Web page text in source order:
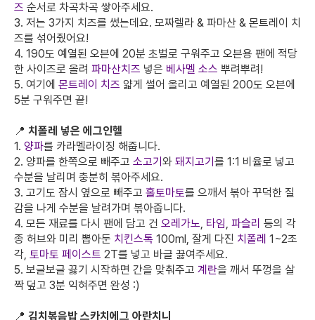
즈 순서로 차곡차곡 쌓아주세요.
3. 저는 3가지 치즈를 썼는데요. 모짜렐라 & 파마산 & 몬트레이 치
즈를 섞어줬어요!
4. 190도 예열된 오븐에 20분 초벌로 구워주고 오븐용 팬에 적당
한 사이즈로 올려 파마산치즈 넣은 베사멜 소스 뿌려뿌려!
5. 여기에 몬트레이 치즈 얇게 썰어 올리고 예열된 200도 오븐에
5분 구워주면 끝!
📍 치폴레 넣은 에그인헬
1. 양파를 카라멜라이징 해줍니다.
2. 양파를 한쪽으로 빼주고 소고기와 돼지고기를 1:1 비율로 넣고
수분을 날리며 충분히 볶아주세요.
3. 고기도 잠시 옆으로 빼주고 홀토마토를 으깨서 볶아 꾸덕한 질
감을 나게 수분을 날려가며 볶아줍니다.
4. 모든 재료를 다시 팬에 담고 건 오레가노, 타임, 파슬리 등의 각
종 허브와 미리 뽑아둔 치킨스톡 100ml, 잘게 다진 치폴레 1~2조
각, 토마토 페이스트 2T를 넣고 바글 끓여주세요.
5. 보글보글 끓기 시작하면 간을 맞춰주고 계란을 깨서 뚜껑을 살
짝 덮고 3분 익혀주면 완성 :)
📍 김치볶음밥 스카치에그 아란치니